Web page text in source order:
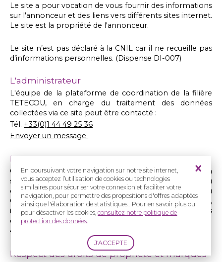
En poursuivant votre navigation sur notre site internet,
vous acceptez l’utilisation de cookies ou technologies
similaires pour sécuriser votre connexion et faciliter votre
navigation, pour permettre des propositions d'offres adaptées
ainsi que l'élaboration de statistiques... Pour en savoir plus ou
pour désactiver les cookies,consultez notre politique de
protection des données.
Le site a pour vocation de vous fournir des informations
sur l'annonceur et des liens vers différents sites internet.
Le site est la propriété de l'annonceur.
Le site n’est pas déclaré à la CNIL car il ne recueille pas
d’informations personnelles. (Dispense DI-007)
L'administrateur
L'équipe de la plateforme de coordination de la filière
TETECOU, en charge du traitement des données
collectées via ce site peut être contacté :
Tél. +33(0)1 44 49 25 36
Envoyer un message
Le concepteur
Ce site a été conçu et développé et est hébergé par la
société2exVia , société à responsabilité limitée, au
capital de 100 000 €, dont le siège social est 28 rue du
Général de Gaulle 67205 Oberhausbergen,
immatriculée au Registre du Commerce et des Sociétés
de Strasbourg sous le numéro 96B1063 code SIRET
409 255 585 000 39, code NAF 744B,
Respect des droits de propriété et marques